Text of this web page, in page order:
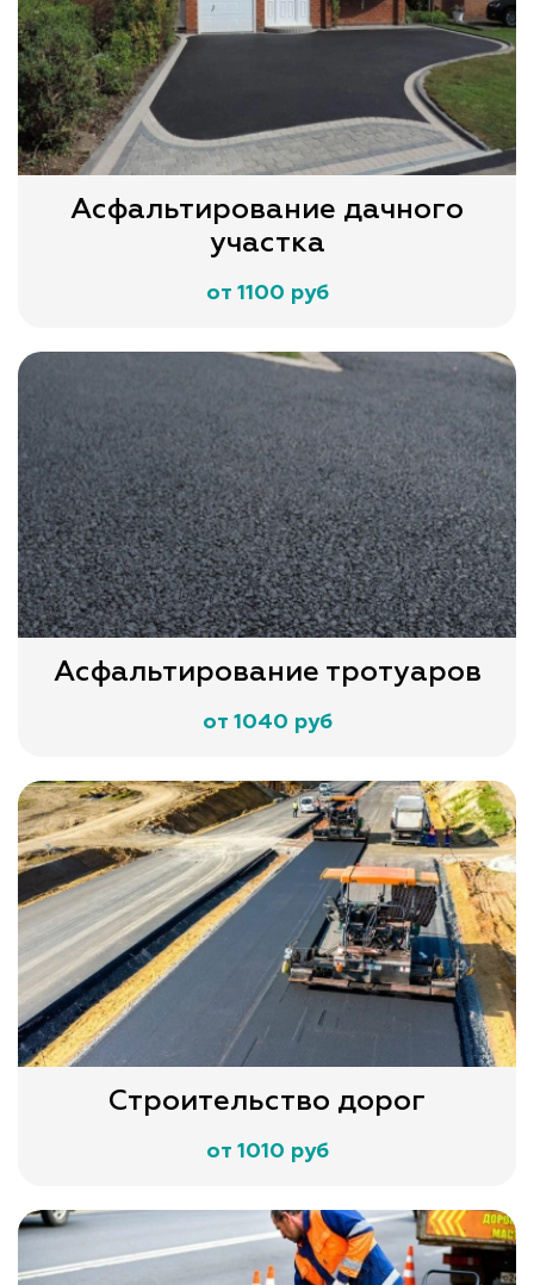
Асфальтирование дачного
участка
от 1100 руб
Асфальтирование тротуаров
от 1040 руб
Строительство дорог
от 1010 руб